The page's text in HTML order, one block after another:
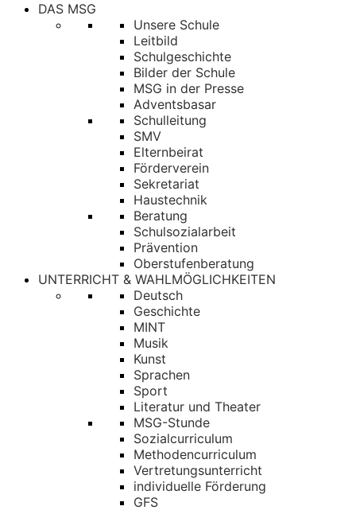
DAS MSG
Unsere Schule
Leitbild
Schulgeschichte
Bilder der Schule
MSG in der Presse
Adventsbasar
Schulleitung
SMV
Elternbeirat
Förderverein
Sekretariat
Haustechnik
Beratung
Schulsozialarbeit
Prävention
Oberstufenberatung
UNTERRICHT & WAHLMÖGLICHKEITEN
Deutsch
Geschichte
MINT
Musik
Kunst
Sprachen
Sport
Literatur und Theater
MSG-Stunde
Sozialcurriculum
Methodencurriculum
Vertretungsunterricht
individuelle Förderung
GFS